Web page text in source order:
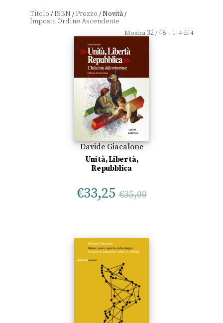
Titolo /ISBN /Prezzo /Novità/
Mostra32/48– 1–4 di 4
Davide Giacalone
Unità, Libertà,
Repubblica
€33,25 €35,00